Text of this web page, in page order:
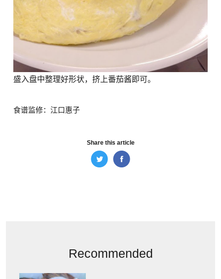
盛入盘中整理好形状，挤上番茄酱即可。
食谱监修：江口惠子
Share this article
Recommended